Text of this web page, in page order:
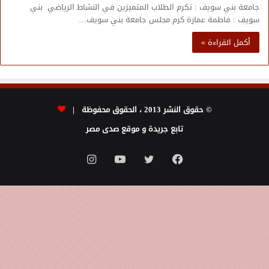
جامعة بني سويف : تكرم الطلاب المتميزين في النشاط الرياضي بني
سويف : فاطمة عمارة كرم مجلس جامعة بني سويف…
أكمل القراءة »
© حقوق النشر 2013 ، الحقوق محفوظة |
تابع جريدة و موقع صدى مصر
فيسبوك تويتر يوتيوبانستقرام